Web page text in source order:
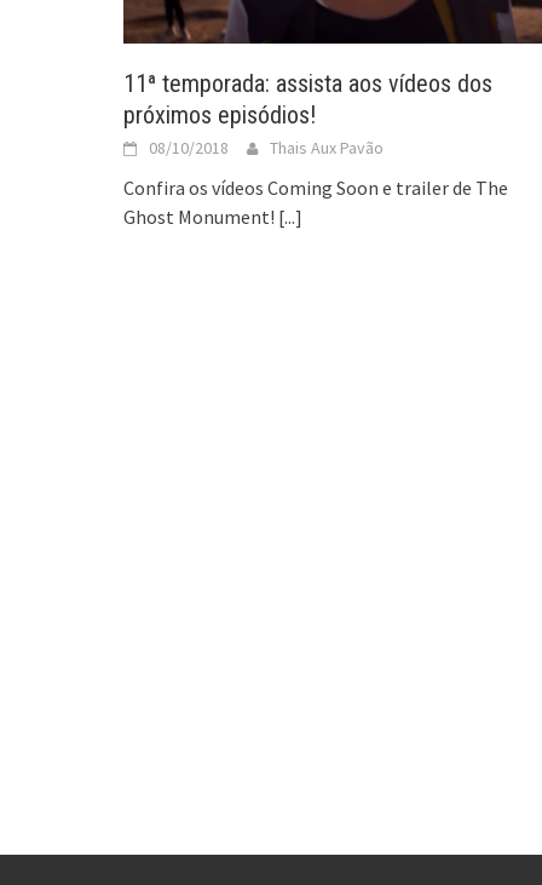
11ª temporada: assista aos vídeos dos
próximos episódios!
08/10/2018 Thais Aux Pavão
Confira os vídeos Coming Soon e trailer de The
Ghost Monument! [...]